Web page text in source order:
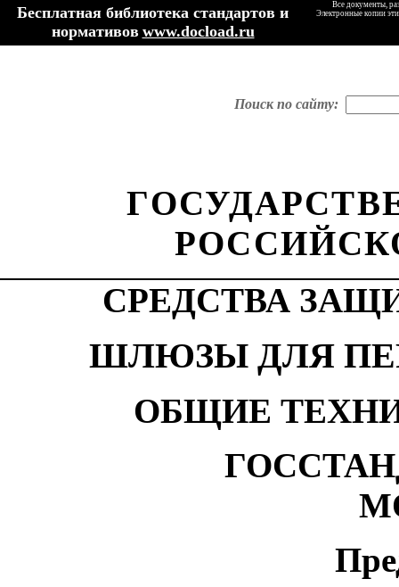
Бесплатная библиотека стандартов и
нормативов www.docload.ru
Все документы,
Электронные копии
Поиск по сайту:
СРЕДСТВА
ШЛЮЗЫ ДЛЯ
ОБЩИЕ